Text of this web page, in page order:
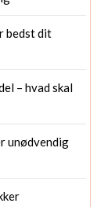
bedst dit
– hvad skal
unødvendig